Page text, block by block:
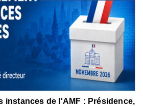
instances de l'AMF : Présidence,